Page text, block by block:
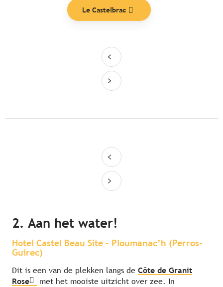
Le Castelbrac
2. Aan het water!
Hotel Castel Beau Site – Ploumanac’h (Perros-
Guirec)
Dit is een van de plekken langs de Côte de Granit
Rose
met het mooiste uitzicht over zee. In